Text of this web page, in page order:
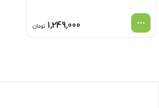
1,249,000 تومان